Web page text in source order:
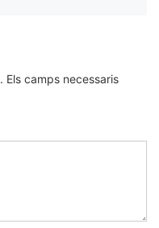
Els camps necessaris